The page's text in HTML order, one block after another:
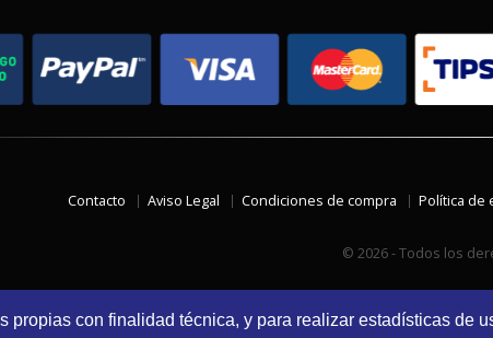
propias con finalidad técnica, y para realizar estadísticas de
Contacto Aviso Legal Condiciones de compra Política de
© 2026 - Todos los